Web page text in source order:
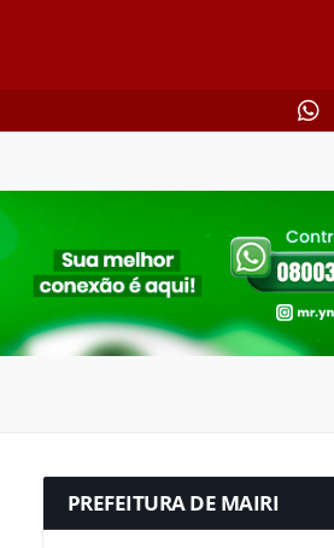
PREFEITURA DE MAIRI